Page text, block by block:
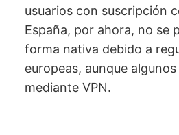
usuarios con suscripción
España, por ahora, no se
forma nativa debido a
europeas, aunque
mediante VPN.